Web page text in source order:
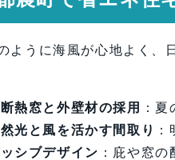
ように海風が心地よく、
熱窓と外壁材の採用
：
光と風を活かす間取り
シブデザイン ：庇や窓